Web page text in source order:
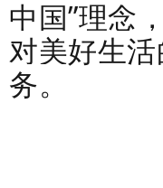
中国”理念
对美好生
务。